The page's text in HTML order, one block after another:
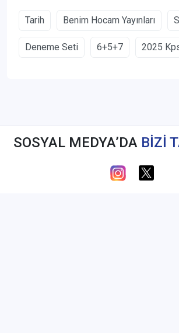
Tarih Benim Hocam Yayınları
Deneme Seti 6+5+7 2025
SOSYAL MEDYA’DA BİZİ